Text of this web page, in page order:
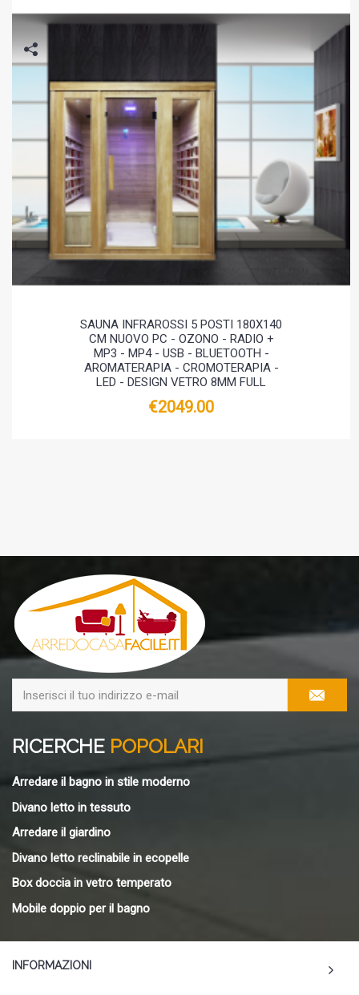
SAUNA INFRAROSSI 5 POSTI 180X140
CM NUOVO PC - OZONO - RADIO +
MP3 - MP4 - USB - BLUETOOTH -
AROMATERAPIA - CROMOTERAPIA -
LED - DESIGN VETRO 8MM FULL
€2049.00
RICERCHE POPOLARI
Arredare il bagno in stile moderno
Divano letto in tessuto
Arredare il giardino
Divano letto reclinabile in ecopelle
Box doccia in vetro temperato
Mobile doppio per il bagno
INFORMAZIONI